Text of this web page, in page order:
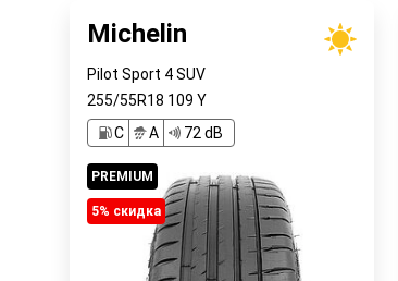
Michelin
Pilot Sport 4 SUV
255/55R18 109 Y
C
A 72 dB
PREMIUM
5% cкидка